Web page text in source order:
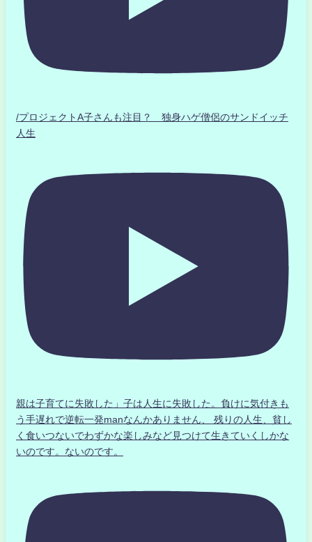
/プロジェクトA子さんも注目？ 独身ハゲ僧侶のサンドイッチ
人生
親は子育てに失敗した」子は人生に失敗した。負けに気付きも
う手遅れで逆転一発manなんかありません、 残りの人生、貧し
く食いつないでわずかな楽しみなど見つけて生きていくしかな
いのです。ないのです。